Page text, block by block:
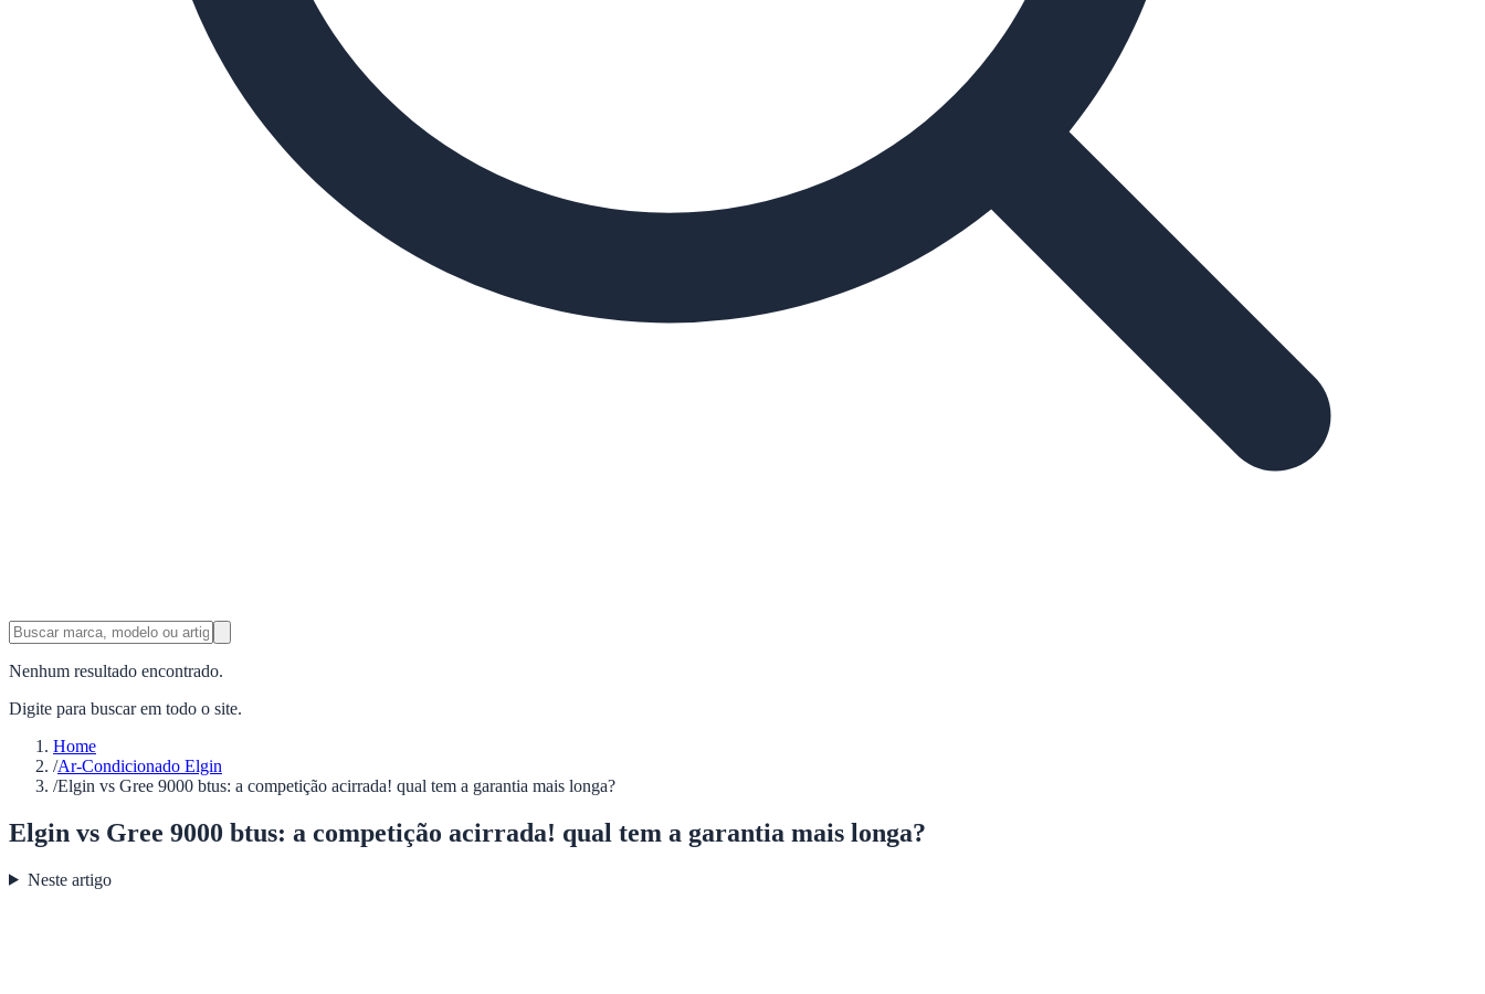
Nenhum resultado encontrado.
Digite para buscar em todo o site.
Home
/Ar-Condicionado Elgin
/Elgin vs Gree 9000 btus: a competição acirrada! qual tem a garantia mais longa?
Elgin vs Gree 9000 btus: a competição acirrada! qual tem a garantia mais longa?
Neste artigo